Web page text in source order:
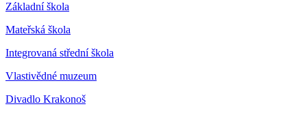
Základní škola
Mateřská škola
Integrovaná střední škola
Vlastivědné muzeum
Divadlo Krakonoš